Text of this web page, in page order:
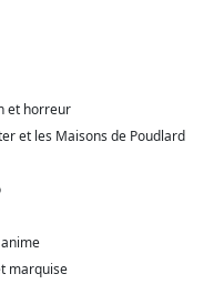
et horreur
et les Maisons de Poudlard
marquise